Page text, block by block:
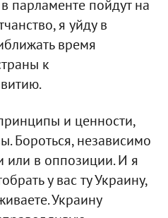
парламенте пойдут на
я уйду в
время
к
и ценности,
Бороться, независимо
или в оппозиции. И я
у вас ту Украину,
Украину